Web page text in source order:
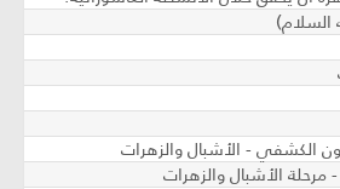
السلام)
الكشفي - الأشبال والزهرات
الأشبال والزهرات